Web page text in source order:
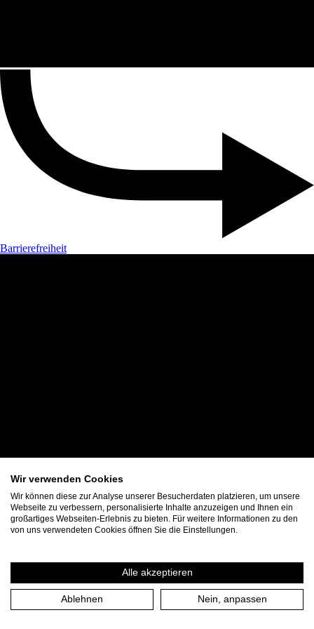
Barrierefreiheit
Wir verwenden Cookies
Wir können diese zur Analyse unserer Besucherdaten platzieren, um unsere
Webseite zu verbessern, personalisierte Inhalte anzuzeigen und Ihnen ein
großartiges Webseiten-Erlebnis zu bieten. Für weitere Informationen zu den
von uns verwendeten Cookies öffnen Sie die Einstellungen.
Alle akzeptieren
Ablehnen Nein, anpassen